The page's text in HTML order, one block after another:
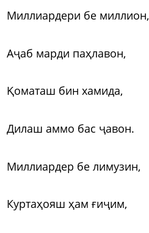
Миллиардери бе миллион,
Аҷаб марди паҳлавон,
Қоматаш бин хамида,
Дилаш аммо бас ҷавон.
Миллиардер бе лимузин,
Куртаҳояш ҳам ғиҷим,